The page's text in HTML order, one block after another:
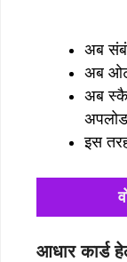
अब
अब
अब
इस
आधार कार्ड